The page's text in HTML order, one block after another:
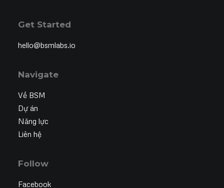
Get Started
hello@bsmlabs.io
Navigate
Về BSM
Dự án
Năng lực
Liên hệ
Follow
Facebook